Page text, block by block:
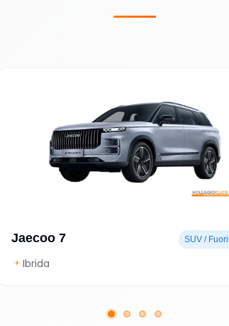
Jaecoo 7 SUV /
Ibrida